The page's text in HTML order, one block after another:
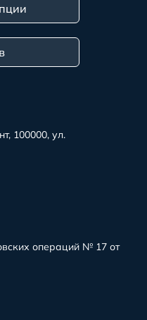
100000, ул.
операций № 17 от